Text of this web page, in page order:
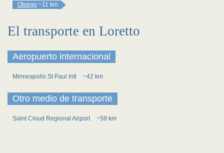
Otsego ~11 km
El transporte en Loretto
Aeropuerto internacional
Minneapolis St Paul Intl ~42 km
Otro medio de transporte
Saint Cloud Regional Airport ~59 km